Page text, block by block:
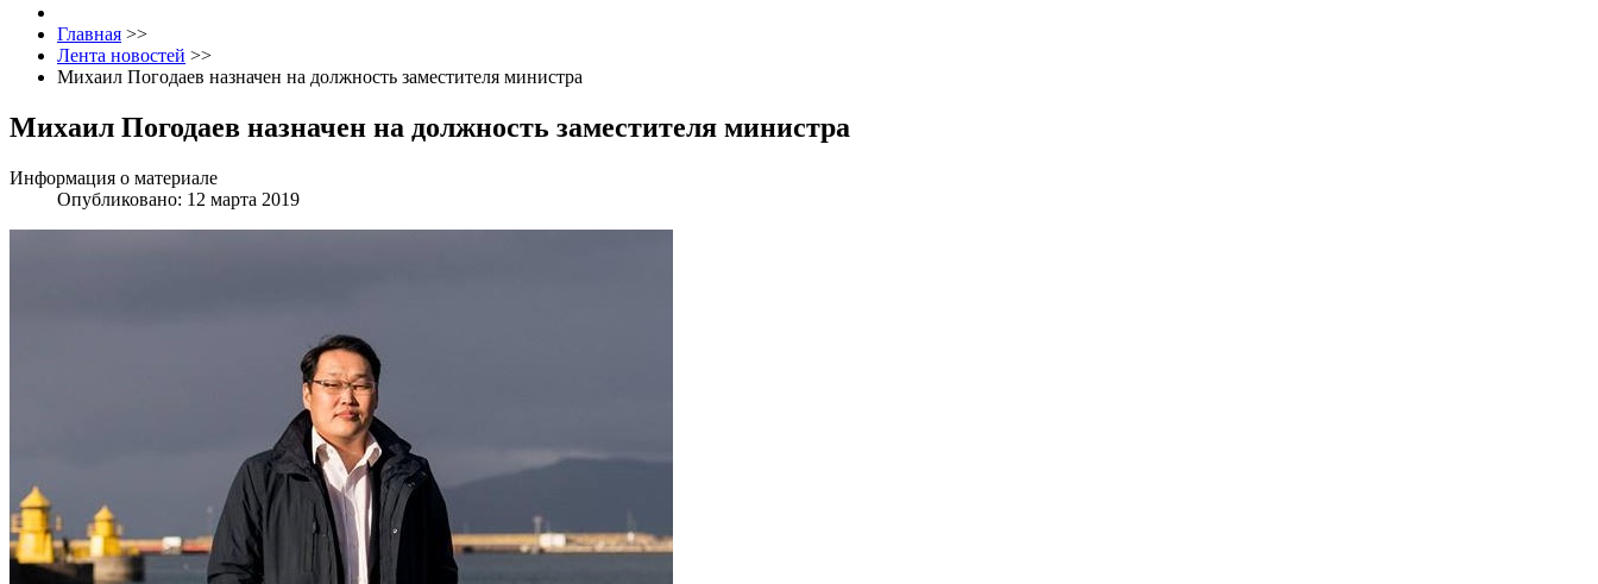
Главная >>
Лента новостей >>
Михаил Погодаев назначен на должность заместителя министра
Михаил Погодаев назначен на должность заместителя министра
Информация о материале
Опубликовано: 12 марта 2019